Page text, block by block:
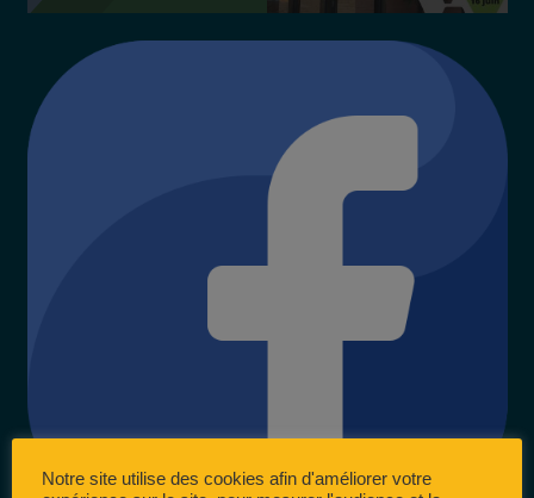
Notre site utilise des cookies afin d'améliorer votre